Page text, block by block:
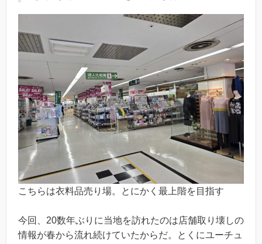
こちらは衣料品売り場。とにかく最上階を目指す
今回、20数年ぶりに当地を訪れたのは店舗取り壊しの
情報が春から流れ続けていたからだ。とくにユーチュ